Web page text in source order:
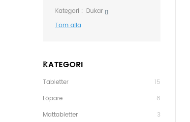
Kategori
Dukar
Töm alla
KATEGORI
Tabletter
15
Löpare
8
Mattabletter
3